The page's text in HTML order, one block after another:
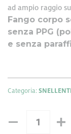
ad ampio raggio
Fango corpo
senza PPG
e senza
Categoria: SNELLENTI